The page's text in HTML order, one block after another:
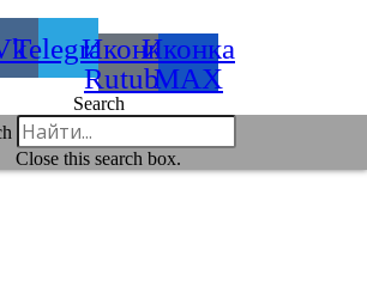
TelegramИконка
Rutube
Иконка
MAX
Search
Close this search box.